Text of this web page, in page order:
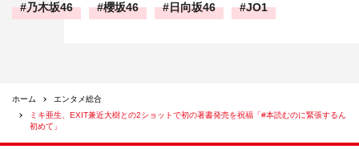
乃木坂46 櫻坂46 日向坂46 JO1
ホーム
エンタメ総合
ミキ亜生、EXIT兼近大樹との2ショットで初の著書発売を祝福「#本読むのに緊張するん
初めて」